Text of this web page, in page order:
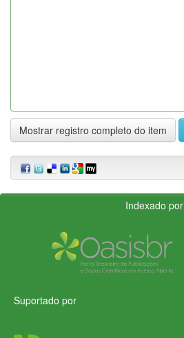
Mostrar registro completo do item
Indexado por
Suportado por